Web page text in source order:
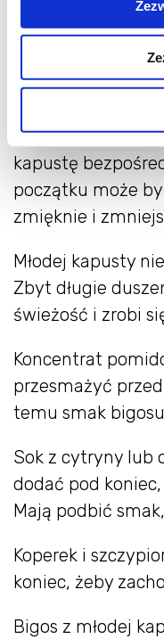
Jeśli masz dużą
brzegiem możesz
właśnie w niej.
cebulę,
koncentrat, a
kapustę
początku może
zmięknie i
Młodej kapusty
Zbyt długie
świeżość i zrobi
Koncentrat
przesmażyć
temu smak
Sok z cytryny lub
dodać pod
Mają podbić
Koperek i
koniec, żeby
Bigos z młodej